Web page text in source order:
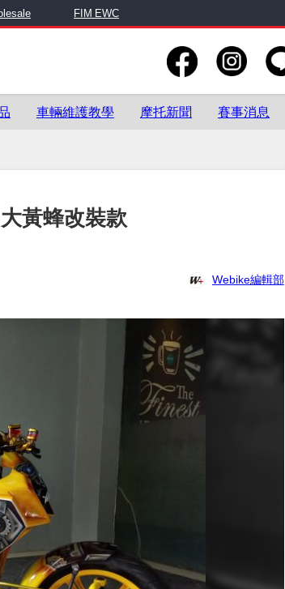
FIM EWC
車輛維護教學 摩托新聞 賽事消息
黃蜂改裝款
Webike編輯部